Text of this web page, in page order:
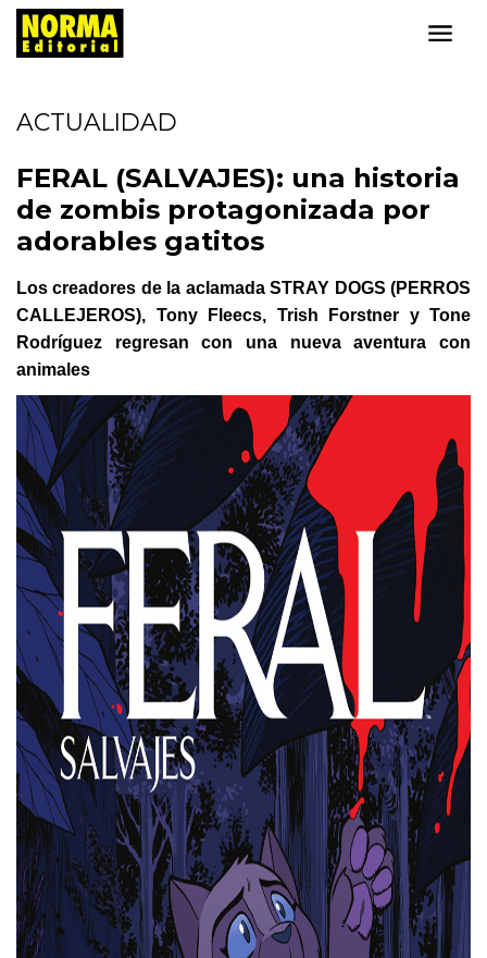
ACTUALIDAD
FERAL (SALVAJES): una historia
de zombis protagonizada por
adorables gatitos
Los creadores de la aclamada STRAY DOGS (PERROS
CALLEJEROS), Tony Fleecs, Trish Forstner y Tone
Rodríguez regresan con una nueva aventura con
animales